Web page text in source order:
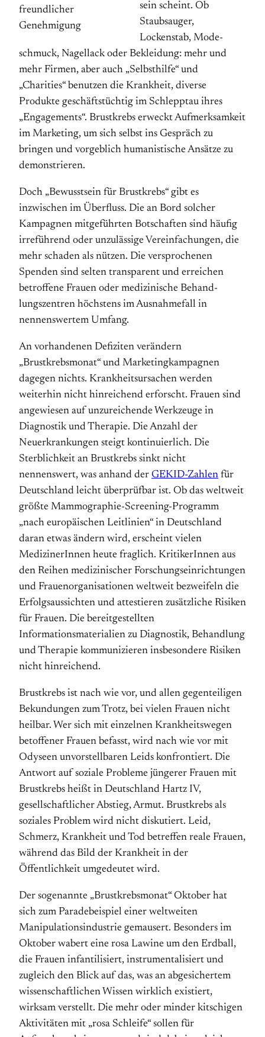
freundlicher
Genehmigung
sein scheint. Ob
Staubsau­ger,
Lockenstab, Mode­
schmuck, Nagellack oder Bekleidung: mehr und
mehr Firmen, aber auch „Selbsthilfe“ und
„Charities“ benutzen die Krankheit, diverse
Produkte geschäftstüchtig im Schlepptau ihres
„Engagements“. Brust­krebs erweckt Aufmerksamkeit
im Marketing, um sich selbst ins Gespräch zu
bringen und vorgeblich human­istische Ansätze zu
demonstrieren.
Doch „Bewusstsein für Brustkrebs“ gibt es
inzwischen im Überfluss. Die an Bord solcher
Kampagnen mitgeführten Botschaften sind häufig
irreführend oder unzulässige Vereinfachungen, die
mehr schaden als nützen. Die versprochenen
Spenden sind selten transparent und erreichen
betroffene Frauen oder medizinische Behand­
lungszentren höchstens im Ausnahmefall in
nennens­wertem Umfang.
An vorhandenen Defiziten verändern
„Brustkrebsmonat“ und Marketingkampagnen
dagegen nichts. Krankheitsursachen werden
weiterhin nicht hinreichend erforscht. Frauen sind
angewiesen auf unzureichende Werkzeuge in
Diagnostik und Therapie. Die Anzahl der
Neuerkrankun­gen steigt kontinuierlich. Die
Sterblichkeit an Brustkrebs sinkt nicht
nennenswert, was anhand der GEKID-Zahlen für
Deutschland leicht überprüfbar ist. Ob das weltweit
größte Mammographie-Screening-Programm
„nach europäischen Leitlinien“ in Deutschland
daran etwas ändern wird, erscheint vielen
MedizinerInnen heute fraglich. KritikerInnen aus
den Reihen medizinischer Forschungseinrichtungen
und Frauenorganisationen welt­weit bezweifeln die
Erfolgsaussichten und attestieren zusätzliche Risiken
für Frauen. Die bereitgestellten
Informationsmaterialien zu Diagnostik, Behandlung
und Therapie kommunizieren insbesondere Risiken
nicht hinreichend.
Brustkrebs ist nach wie vor, und allen gegenteiligen
Bekundungen zum Trotz, bei vielen Frauen nicht
heilbar. Wer sich mit einzelnen Krankheitswegen
betoffener Frau­en befasst, wird nach wie vor mit
Odyseen unvorstellbaren Leids konfrontiert. Die
Antwort auf soziale Probleme jüngerer Frauen mit
Brustkrebs heißt in Deutschland Hartz IV,
gesellschaftlicher Abstieg, Armut. Brustkrebs als
sozia­les Problem wird nicht diskutiert. Leid,
Schmerz, Krankheit und Tod betreffen reale Frauen,
während das Bild der Krankheit in der
Öffentlichkeit umgedeutet wird.
Der sogenannte „Brustkrebsmonat“ Oktober hat
sich zum Paradebeispiel einer weltweiten
Manipulationsindustrie gemausert. Besonders im
Oktober wabert eine rosa Lawi­ne um den Erdball,
die Frauen infantilisiert, instrumentali­siert und
zugleich den Blick auf das, was an abgesicher­tem
wissenschaftlichen Wissen wirklich existiert,
wirksam verstellt. Die mehr oder minder kitschigen
Aktivitäten mit „rosa Schleife“ sollen für